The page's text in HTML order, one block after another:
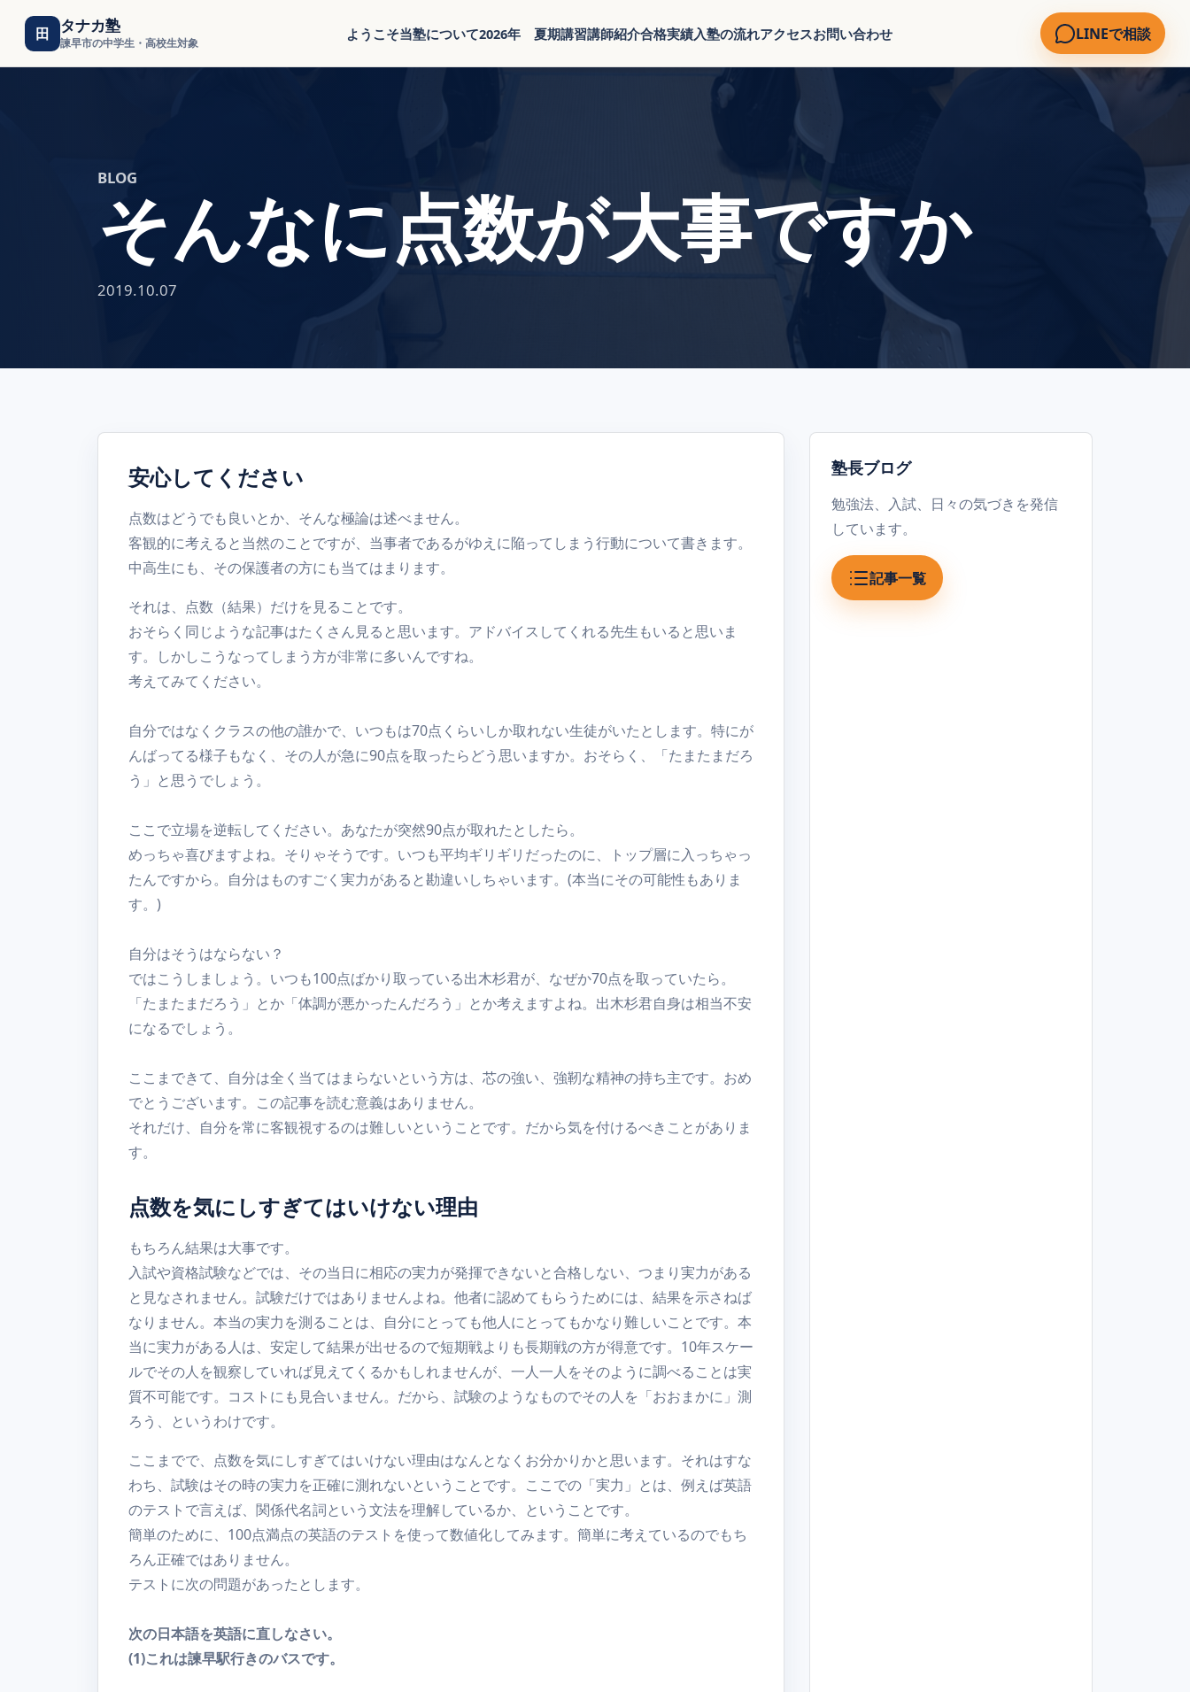
田 タナカ塾
諫早市の中学生・高校生対象
ようこそ当塾について2026年 夏期講習講師紹介合格実績入塾の流れアクセスお問い合わせ LINEで相談
BLOG
そんなに点数が大事ですか
2019.10.07
安心してください
点数はどうでも良いとか、そんな極論は述べません。
客観的に考えると当然のことですが、当事者であるがゆえに陥ってしまう行動について書きます。
中高生にも、その保護者の方にも当てはまります。
それは、点数（結果）だけを見ることです。
おそらく同じような記事はたくさん見ると思います。アドバイスしてくれる先生もいると思いま
す。しかしこうなってしまう方が非常に多いんですね。
考えてみてください。
自分ではなくクラスの他の誰かで、いつもは70点くらいしか取れない生徒がいたとします。特にが
んばってる様子もなく、その人が急に90点を取ったらどう思いますか。おそらく、「たまたまだろ
う」と思うでしょう。
ここで立場を逆転してください。あなたが突然90点が取れたとしたら。
めっちゃ喜びますよね。そりゃそうです。いつも平均ギリギリだったのに、トップ層に入っちゃっ
たんですから。自分はものすごく実力があると勘違いしちゃいます。(本当にその可能性もありま
す。)
自分はそうはならない？
ではこうしましょう。いつも100点ばかり取っている出木杉君が、なぜか70点を取っていたら。
「たまたまだろう」とか「体調が悪かったんだろう」とか考えますよね。出木杉君自身は相当不安
になるでしょう。
ここまできて、自分は全く当てはまらないという方は、芯の強い、強靭な精神の持ち主です。おめ
でとうございます。この記事を読む意義はありません。
それだけ、自分を常に客観視するのは難しいということです。だから気を付けるべきことがありま
す。
点数を気にしすぎてはいけない理由
もちろん結果は大事です。
入試や資格試験などでは、その当日に相応の実力が発揮できないと合格しない、つまり実力がある
と見なされません。試験だけではありませんよね。他者に認めてもらうためには、結果を示さねば
なりません。本当の実力を測ることは、自分にとっても他人にとってもかなり難しいことです。本
当に実力がある人は、安定して結果が出せるので短期戦よりも長期戦の方が得意です。10年スケー
ルでその人を観察していれば見えてくるかもしれませんが、一人一人をそのように調べることは実
質不可能です。コストにも見合いません。だから、試験のようなものでその人を「おおまかに」測
ろう、というわけです。
ここまでで、点数を気にしすぎてはいけない理由はなんとなくお分かりかと思います。それはすな
わち、試験はその時の実力を正確に測れないということです。ここでの「実力」とは、例えば英語
のテストで言えば、関係代名詞という文法を理解しているか、ということです。
簡単のために、100点満点の英語のテストを使って数値化してみます。簡単に考えているのでもち
ろん正確ではありません。
テストに次の問題があったとします。
次の日本語を英語に直しなさい。
(1)これは諫早駅行きのバスです。
塾長ブログ
勉強法、入試、日々の気づきを発信
しています。
記事一覧